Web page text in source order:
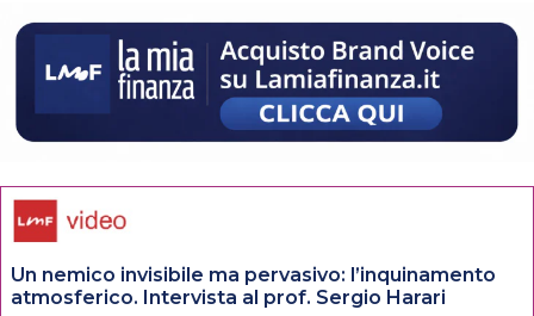
Un nemico invisibile ma pervasivo: l’inquinamento
atmosferico. Intervista al prof. Sergio Harari